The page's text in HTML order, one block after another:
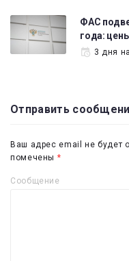
ФАС
года:
3 дня
Отправить
Ваш адрес email не будет
помечены *
Сообщение